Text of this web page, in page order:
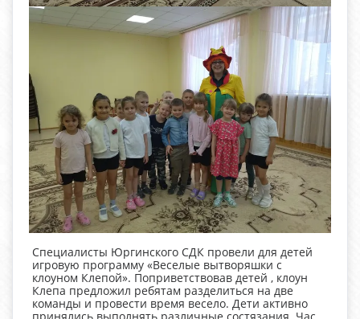
Специалисты Юргинского СДК провели для детей
игровую программу «Веселые вытворяшки с
клоуном Клепой». Поприветствовав детей , клоун
Клепа предложил ребятам разделиться на две
команды и провести время весело. Дети активно